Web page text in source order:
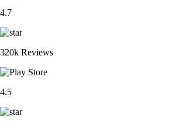
4.7
320k Reviews
4.5